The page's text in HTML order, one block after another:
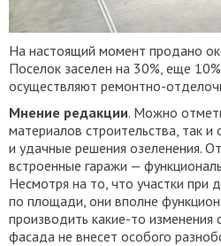
На настоящий момент продано
Поселок заселен на 30%, еще
осуществляют ремонтно-
Мнение редакции. Можно
материалов строительства, так и
и удачные решения озеленения.
встроенные гаражи —
Несмотря на то, что участки при
по площади, они вполне
производить какие-то изменения
фасада не внесет особого